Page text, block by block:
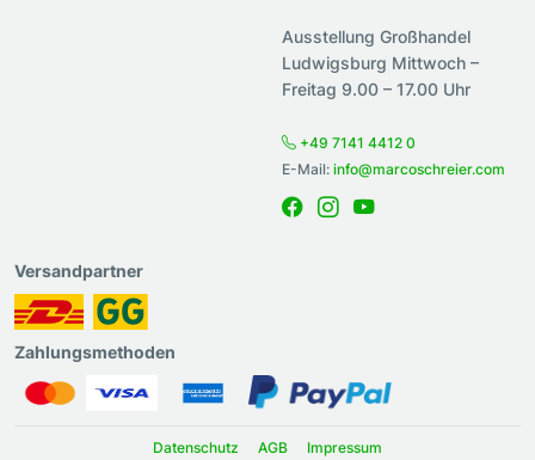
Ausstellung Großhandel
Ludwigsburg Mittwoch –
Freitag 9.00 – 17.00 Uhr
+49 7141 4412 0
E-Mail: info@marcoschreier.com
Versandpartner
Zahlungsmethoden
Datenschutz AGB Impressum